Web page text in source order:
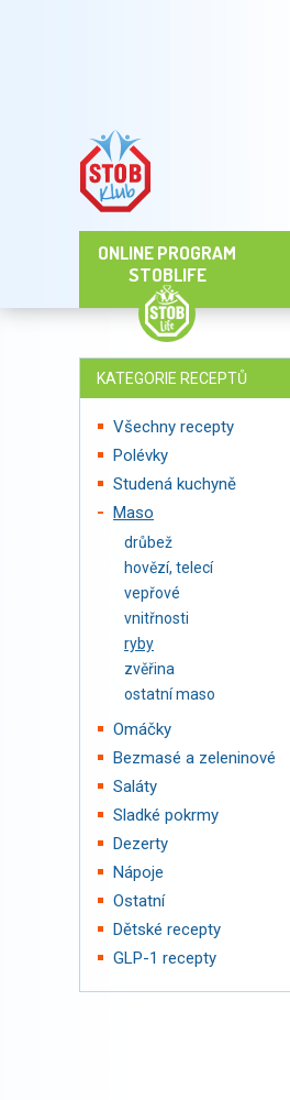
ONLINE PROGRAM
STOBLIFE
KATEGORIE RECEPTŮ
Všechny recepty
Polévky
Studená kuchyně
Maso
drůbež
hovězí, telecí
vepřové
vnitřnosti
ryby
zvěřina
ostatní maso
Omáčky
Bezmasé a zeleninové
Saláty
Sladké pokrmy
Dezerty
Nápoje
Ostatní
Dětské recepty
GLP-1 recepty